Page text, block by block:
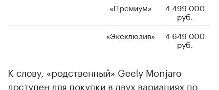
«Премиум»
4 499 000
руб.
«Эксклюзив»
4 649 000
руб.
К слову, «родственный» Geely Monjaro
доступен для покупки в двух вариациях по